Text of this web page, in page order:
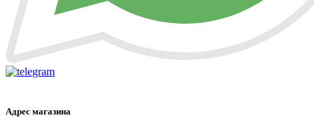
Адрес магазина